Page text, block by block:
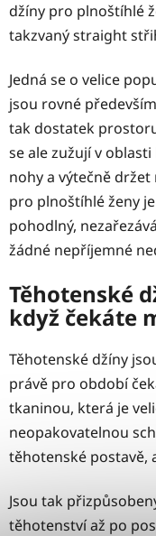
džíny pro plnoštíhlé
takzvaný straight
Jedná se o velice
jsou rovné
tak dostatek
se ale zužují v
nohy a výtečně
pro plnoštíhlé ženy
pohodlný,
žádné nepříjemné
Těhotenské
když čekáte
Těhotenské džíny
právě pro období
tkaninou, která je
neopakovatelnou
těhotenské postavě,
Jsou tak
těhotenství až po